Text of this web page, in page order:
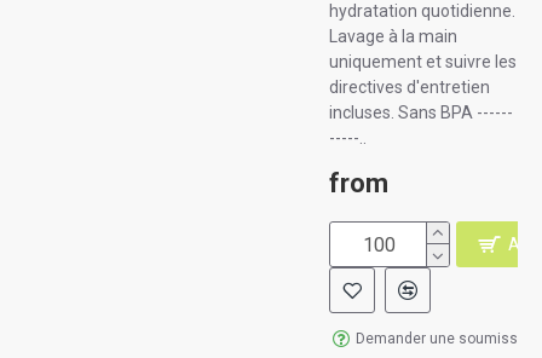
hydratation quotidienne.
Lavage à la main
uniquement et suivre les
directives d'entretien
incluses. Sans BPA ------
-----..
from
Demander une soumission